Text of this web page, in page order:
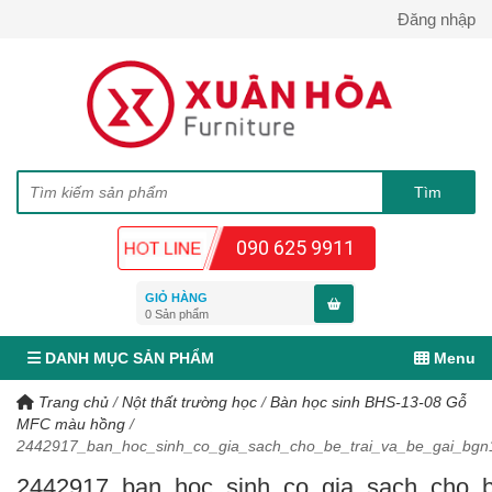
Đăng nhập
090 625 9911
GIỎ HÀNG
0 Sản phẩm
DANH MỤC SẢN PHẨM Menu
Trang chủ /Nột thất trường học /Bàn học sinh BHS-13-08 Gỗ
MFC màu hồng /